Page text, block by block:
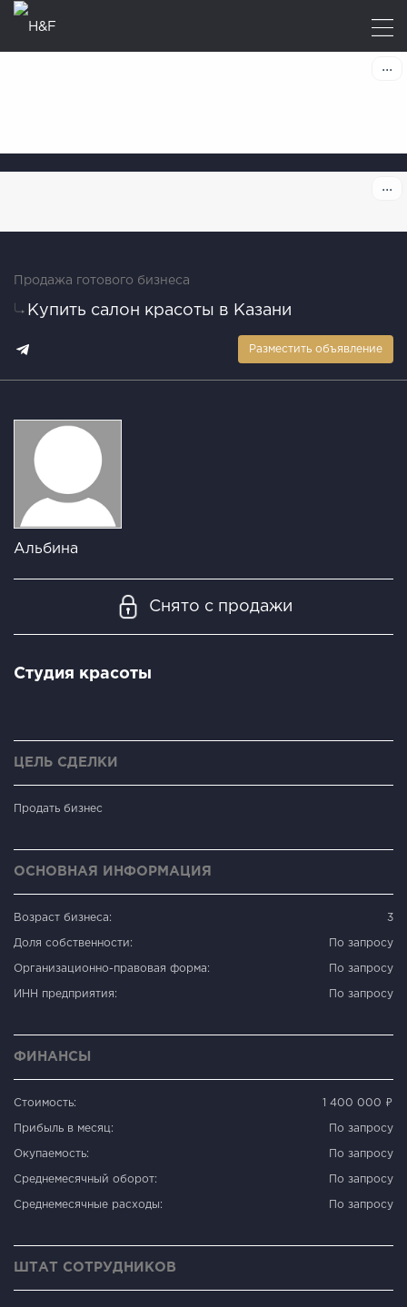
Продажа готового бизнеса
Купить салон красоты в Казани
Разместить объявление
Альбина
Снято с продажи
Студия красоты
ЦЕЛЬ СДЕЛКИ
Продать бизнес
ОСНОВНАЯ ИНФОРМАЦИЯ
Возраст бизнеса: 3
Доля собственности: По запросу
Организационно-правовая форма: По запросу
ИНН предприятия: По запросу
ФИНАНСЫ
Стоимость: 1 400 000 ₽
Прибыль в месяц: По запросу
Окупаемость: По запросу
Среднемесячный оборот: По запросу
Среднемесячные расходы: По запросу
ШТАТ СОТРУДНИКОВ